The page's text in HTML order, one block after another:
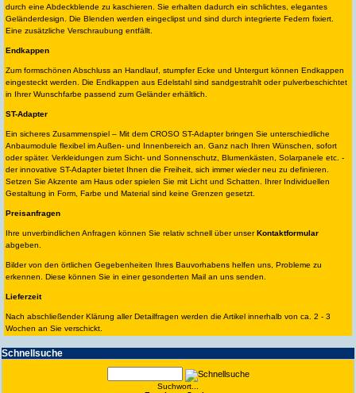
Schnell­suche
Suchwort...
durch eine Abdeckblende zu kaschieren. Sie erhalten dadurch ein schlichtes, elegantes
Geländerdesign. Die Blenden werden eingeclipst und sind durch integrierte Federn fixiert.
Eine zusätzliche Verschraubung entfällt.
Endkappen
Zum formschönen Abschluss an Handlauf, stumpfer Ecke und Untergurt können Endkappen
eingesteckt werden. Die Endkappen aus Edelstahl sind sandgestrahlt oder pulverbeschichtet
in Ihrer Wunschfarbe passend zum Geländer erhältlich.
ST-Adapter
Ein sicheres Zusammenspiel – Mit dem CROSO ST-Adapter bringen Sie unterschiedliche
Anbaumodule flexibel im Außen- und Innenbereich an. Ganz nach Ihren Wünschen, sofort
oder später. Verkleidungen zum Sicht- und Sonnenschutz, Blumenkästen, Solarpanele etc. -
der innovative ST-Adapter bietet Ihnen die Freiheit, sich immer wieder neu zu definieren.
Setzen Sie Akzente am Haus oder spielen Sie mit Licht und Schatten. Ihrer Individuellen
Gestaltung in Form, Farbe und Material sind keine Grenzen gesetzt.
Preisanfragen
Ihre unverbindlichen Anfragen können Sie relativ schnell über unserKontaktformular
abgeben.
Bilder von den örtlichen Gegebenheiten Ihres Bauvorhabens helfen uns, Probleme zu
erkennen. Diese können Sie in einer gesonderten Mail an uns senden.
Lieferzeit
Nach abschließender Klärung aller Detailfragen werden die Artikel innerhalb von ca. 2 - 3
Wochen an Sie verschickt.